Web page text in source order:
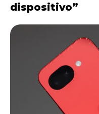
dispositivo”